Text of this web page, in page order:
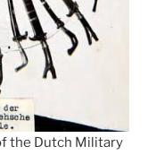
the Dutch Military